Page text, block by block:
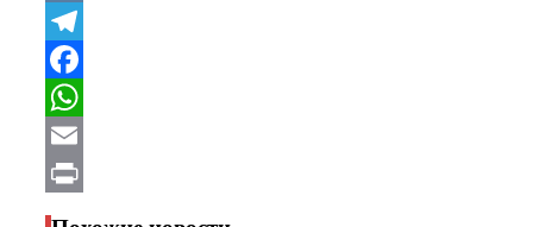
VK
Telegram
Facebook
WhatsApp
Email
Print